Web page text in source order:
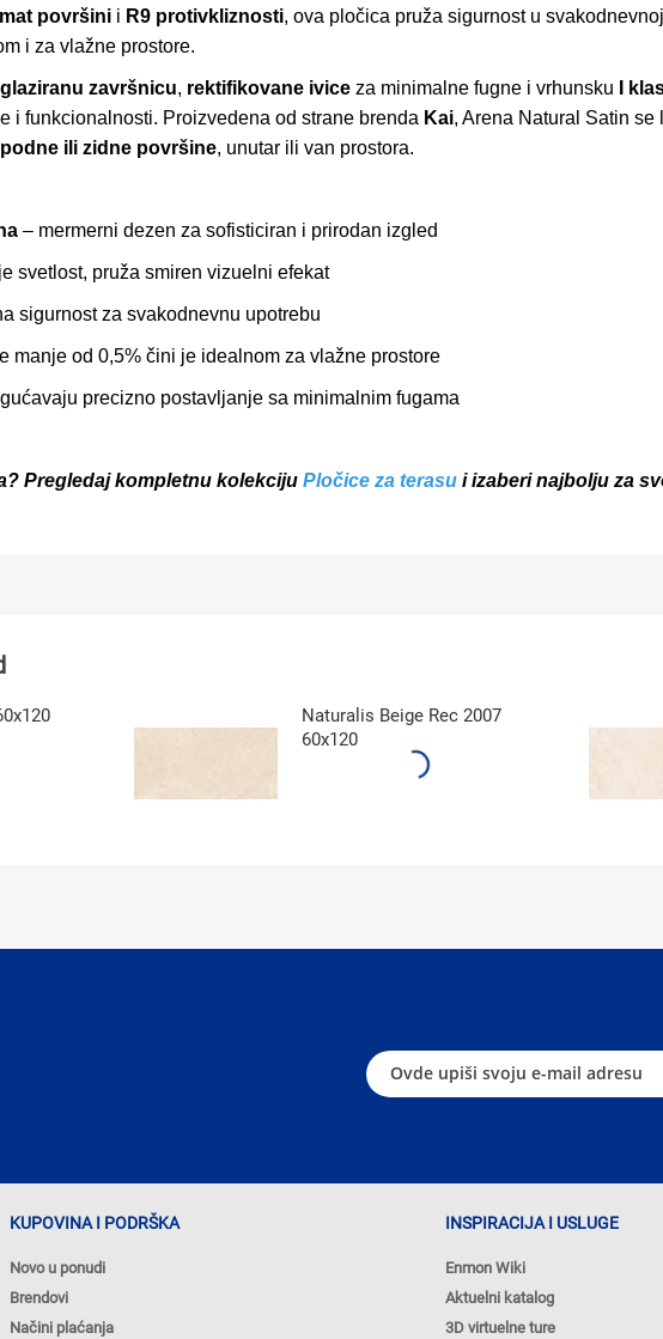
mat površinii R9 protivkliznosti, ova pločica pruža sigurnost u
i za vlažne prostore.
glaziranu završnicu, rektifikovane iviceza minimalne fugne i vrhunsku I
i funkcionalnosti. Proizvedena od strane brenda Kai, Arena Natural Satin
podne ili zidne površine, unutar ili van prostora.
– mermerni dezen za sofisticiran i prirodan izgled
svetlost, pruža smiren vizuelni efekat
sigurnost za svakodnevnu upotrebu
manje od 0,5% čini je idealnom za vlažne prostore
precizno postavljanje sa minimalnim fugama
Pregledaj kompletnu kolekciju Pločice za terasu i izaberi najbolju za
Naturalis Beige Rec 2007
60x120
KUPOVINA I PODRŠKA
Novo u ponudi
Brendovi
Načini plaćanja
INSPIRACIJA I USLUGE
Enmon Wiki
Aktuelni katalog
3D virtuelne ture